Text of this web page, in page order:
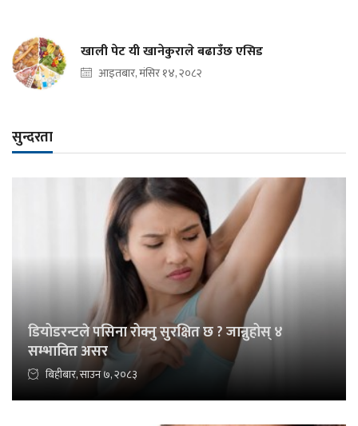
खाली पेट यी खानेकुराले बढाउँछ एसिड
आइतबार, मंसिर १४, २०८२
सुन्दरता
डियोडरन्टले पसिना रोक्नु सुरक्षित छ ? जान्नुहोस् ४
सम्भावित असर
बिहीबार, साउन ७, २०८३